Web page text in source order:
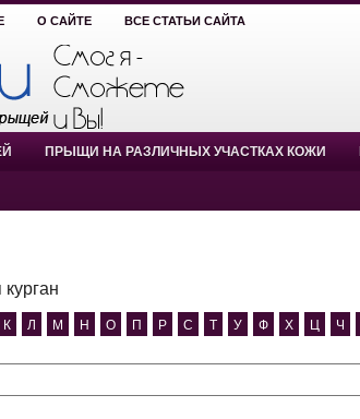
О САЙТЕ ВСЕ СТАТЬИ САЙТА
ПРЫЩИ НА РАЗЛИЧНЫХ УЧАСТКАХ КОЖИ
К Л М Н О П Р С Т У Ф Х Ц Ч